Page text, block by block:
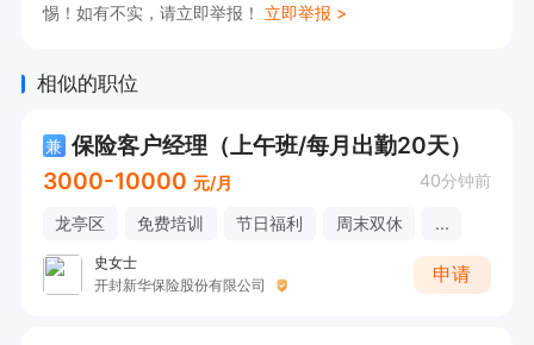
惕！如有不实，请立即举报！ 立即举报 >
相似的职位
兼 保险客户经理（上午班/每月出勤20天）
3000-10000 元/月 40分钟前
龙亭区 免费培训 节日福利 周末双休 ...
史女士
开封新华保险股份有限公司
申请